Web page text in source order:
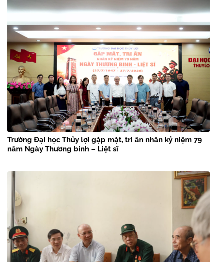
Trường Đại học Thủy lợi gặp mặt, tri ân nhân kỷ niệm 79
năm Ngày Thương binh – Liệt sĩ